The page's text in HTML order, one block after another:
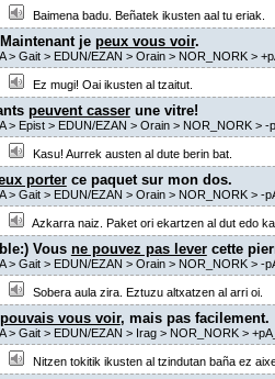
Baimena badu. Beñatek ikusten aal tu eriak.
je peux vous voir.
> Gait> EDUN/EZAN > Orain> NOR_NORK >
Ez mugi! Oai ikusten al tzaitut.
peuvent casserune vitre!
> Epist> EDUN/EZAN > Orain> NOR_NORK > -
Kasu! Aurrek austen al dute berin bat.
porterce paquet sur mon dos.
> Gait> EDUN/EZAN > Orain> NOR_NORK > -
Azkarra naiz. Paket ori ekartzen al dut edo
Vous ne pouvez pas levercette
> Gait> EDUN/EZAN > Orain> NOR_NORK > -
Sobera aula zira. Eztuzu altxatzen al arri oi.
pouvais vous voir, mais pas facilement.
> Gait> EDUN/EZAN > Irag> NOR_NORK >
Nitzen tokitik ikusten al tzindutan baña ez